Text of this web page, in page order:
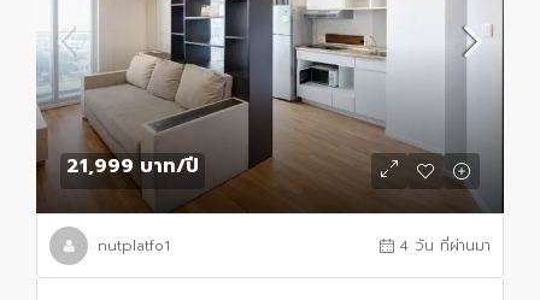
21,999 บาท/ปี
nutplatfo1 4 วัน ที่ผ่านมา